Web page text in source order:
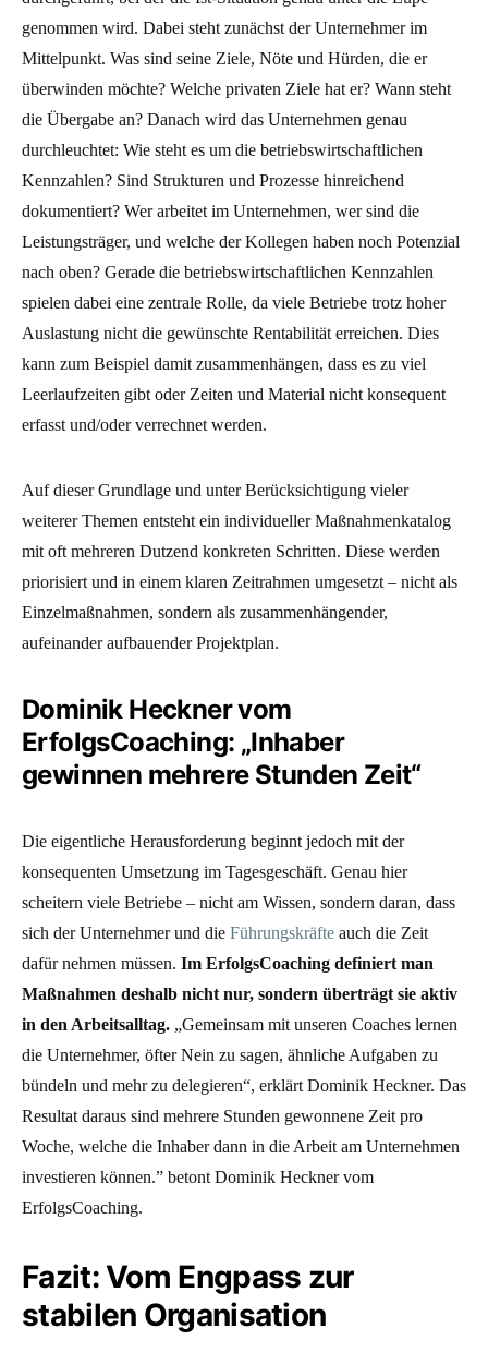
genommen wird. Dabei steht zunächst der Unternehmer im
Mittelpunkt. Was sind seine Ziele, Nöte und Hürden, die er
überwinden möchte? Welche privaten Ziele hat er? Wann steht
die Übergabe an? Danach wird das Unternehmen genau
durchleuchtet: Wie steht es um die betriebswirtschaftlichen
Kennzahlen? Sind Strukturen und Prozesse hinreichend
dokumentiert? Wer arbeitet im Unternehmen, wer sind die
Leistungsträger, und welche der Kollegen haben noch Potenzial
nach oben? Gerade die betriebswirtschaftlichen Kennzahlen
spielen dabei eine zentrale Rolle, da viele Betriebe trotz hoher
Auslastung nicht die gewünschte Rentabilität erreichen. Dies
kann zum Beispiel damit zusammenhängen, dass es zu viel
Leerlaufzeiten gibt oder Zeiten und Material nicht konsequent
erfasst und/oder verrechnet werden.
Auf dieser Grundlage und unter Berücksichtigung vieler
weiterer Themen entsteht ein individueller Maßnahmenkatalog
mit oft mehreren Dutzend konkreten Schritten. Diese werden
priorisiert und in einem klaren Zeitrahmen umgesetzt – nicht als
Einzelmaßnahmen, sondern als zusammenhängender,
aufeinander aufbauender Projektplan.
Dominik Heckner vom
ErfolgsCoaching: „Inhaber
gewinnen mehrere Stunden Zeit“
Die eigentliche Herausforderung beginnt jedoch mit der
konsequenten Umsetzung im Tagesgeschäft. Genau hier
scheitern viele Betriebe – nicht am Wissen, sondern daran, dass
sich der Unternehmer und die Führungskräfte auch die Zeit
dafür nehmen müssen. Im ErfolgsCoaching definiert man
Maßnahmen deshalb nicht nur, sondern überträgt sie aktiv
in den Arbeitsalltag. „Gemeinsam mit unseren Coaches lernen
die Unternehmer, öfter Nein zu sagen, ähnliche Aufgaben zu
bündeln und mehr zu delegieren“, erklärt Dominik Heckner. Das
Resultat daraus sind mehrere Stunden gewonnene Zeit pro
Woche, welche die Inhaber dann in die Arbeit am Unternehmen
investieren können.” betont Dominik Heckner vom
ErfolgsCoaching.
Fazit: Vom Engpass zur
stabilen Organisation